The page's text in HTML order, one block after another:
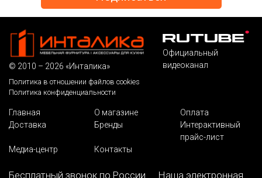
© 2010 – 2026 «Инталика»
Политика в отношении файлов cookies
Политика конфиденциальности
Официальный
видеоканал
Главная О магазине
Оплата
Доставка
Бренды
Интерактивный
прайс-лист
Медиа-центр
Контакты
Бесплатный звонок по России Наша электронная